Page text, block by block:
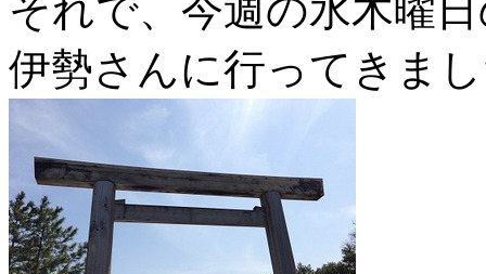
それで、今週の水木曜
伊勢さんに行ってきま